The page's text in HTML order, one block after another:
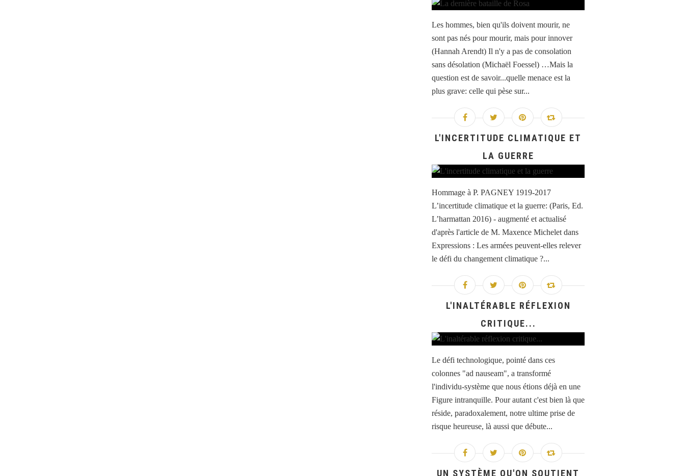
Les hommes, bien qu'ils doivent mourir, ne
sont pas nés pour mourir, mais pour innover
(Hannah Arendt) Il n'y a pas de consolation
sans désolation (Michaël Foessel) …Mais la
question est de savoir...quelle menace est la
plus grave: celle qui pèse sur...
L'INCERTITUDE CLIMATIQUE ET
LA GUERRE
Hommage à P. PAGNEY 1919-2017
L’incertitude climatique et la guerre: (Paris, Ed.
L’harmattan 2016) - augmenté et actualisé
d'après l'article de M. Maxence Michelet dans
Expressions : Les armées peuvent-elles relever
le défi du changement climatique ?...
L'INALTÉRABLE RÉFLEXION
CRITIQUE...
Le défi technologique, pointé dans ces
colonnes "ad nauseam", a transformé
l'individu-système que nous étions déjà en une
Figure intranquille. Pour autant c'est bien là que
réside, paradoxalement, notre ultime prise de
risque heureuse, là aussi que débute...
UN SYSTÈME QU'ON SOUTIENT